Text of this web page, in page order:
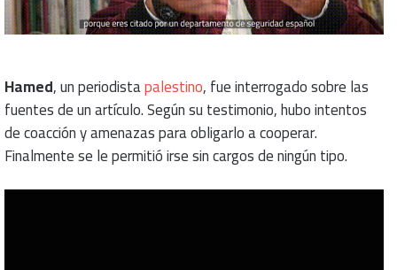
Hamed, un periodistapalestino, fue interrogado sobre las
fuentes de un artículo. Según su testimonio, hubo intentos
de coacción y amenazas para obligarlo a cooperar.
Finalmente se le permitió irse sin cargos de ningún tipo.